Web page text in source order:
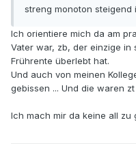
streng monoton steigend
Ich orientiere mich da am
Vater war, zb, der einzige
Frührente überlebt hat.
Und auch von meinen
gebissen ... Und die waren
Ich mach mir da keine all zu